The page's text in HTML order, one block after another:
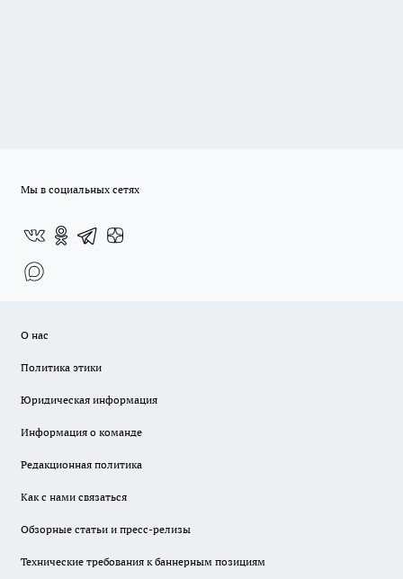
Мы в социальных сетях
О нас
Политика этики
Юридическая информация
Информация о команде
Редакционная политика
Как с нами связаться
Обзорные статьи и пресс-релизы
Технические требования к баннерным позициям